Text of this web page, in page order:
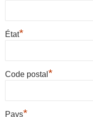
État*
Code postal *
Pays*